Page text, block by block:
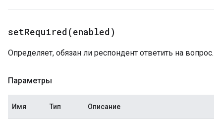
setRequired(enabled)
Определяет, обязан ли респондент ответить на вопрос.
Параметры
Имя Тип Описание